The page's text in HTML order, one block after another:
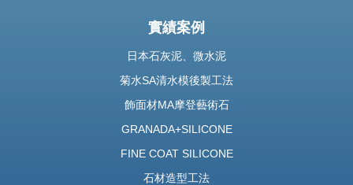
實績案例
日本石灰泥、微水泥
菊水SA清水模後製工法
飾面材MA摩登藝術石
GRANADA+SILICONE
FINE COAT SILICONE
石材造型工法